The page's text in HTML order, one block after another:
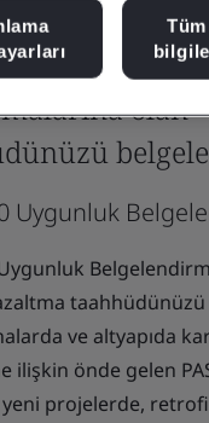
inşaat
olan
Uygunluk
ve altyapıda
ilişkin önde gelen
yeni projelerde,